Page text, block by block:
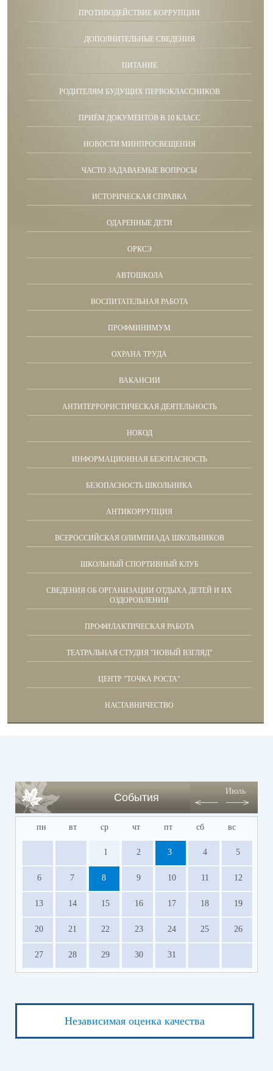
ПРОТИВОДЕЙСТВИЕ КОРРУПЦИИ
ДОПОЛНИТЕЛЬНЫЕ СВЕДЕНИЯ
ПИТАНИЕ
РОДИТЕЛЯМ БУДУЩИХ ПЕРВОКЛАССНИКОВ
ПРИЁМ ДОКУМЕНТОВ В 10 КЛАСС
НОВОСТИ МИНПРОСВЕЩЕНИЯ
ЧАСТО ЗАДАВАЕМЫЕ ВОПРОСЫ
ИСТОРИЧЕСКАЯ СПРАВКА
ОДАРЕННЫЕ ДЕТИ
ОРКСЭ
АВТОШКОЛА
ВОСПИТАТЕЛЬНАЯ РАБОТА
ПРОФМИНИМУМ
ОХРАНА ТРУДА
ВАКАНСИИ
АНТИТЕРРОРИСТИЧЕСКАЯ ДЕЯТЕЛЬНОСТЬ
НОКОД
ИНФОРМАЦИОННАЯ БЕЗОПАСНОСТЬ
БЕЗОПАСНОСТЬ ШКОЛЬНИКА
АНТИКОРРУПЦИЯ
ВСЕРОССИЙСКАЯ ОЛИМПИАДА ШКОЛЬНИКОВ
ШКОЛЬНЫЙ СПОРТИВНЫЙ КЛУБ
СВЕДЕНИЯ ОБ ОРГАНИЗАЦИИ ОТДЫХА ДЕТЕЙ И ИХ
ОЗДОРОВЛЕНИИ
ПРОФИЛАКТИЧЕСКАЯ РАБОТА
ТЕАТРАЛЬНАЯ СТУДИЯ "НОВЫЙ ВЗГЛЯД"
ЦЕНТР "ТОЧКА РОСТА"
НАСТАВНИЧЕСТВО
События
Июль
пн вт ср чт пт сб вс
1 2 3 4 5
6 7 8 9 10 11 12
13 14 15 16 17 18 19
20 21 22 23 24 25 26
27 28 29 30 31
Независимая оценка качества